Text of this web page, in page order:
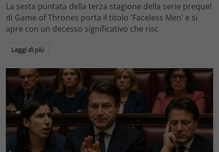
La sesta puntata della terza stagione della serie prequel
di Game of Thrones porta il titolo 'Faceless Men' e si
apre con un decesso significativo che risc
Leggi di più